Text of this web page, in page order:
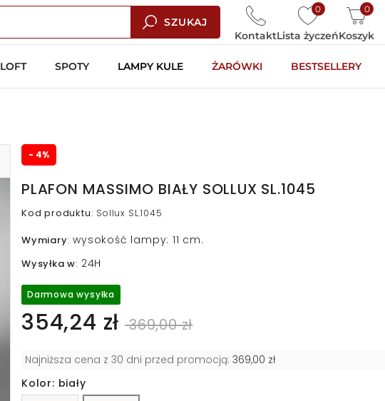
SZUKAJ
0
Lista życzeń
0
Koszyk
Kontakt
LOFT SPOTY LAMPY KULE ŻARÓWKI BESTSELLERY
- 4%
PLAFON MASSIMO BIAŁY SOLLUX SL.1045
Kod produktu: Sollux SL.1045
Wymiary: wysokość lampy: 11 cm.
Wysyłka w: 24H
Darmowa wysyłka
354,24 zł 369,00 zł
Najniższa cena z 30 dni przed promocją: 369,00 zł
Kolor: biały